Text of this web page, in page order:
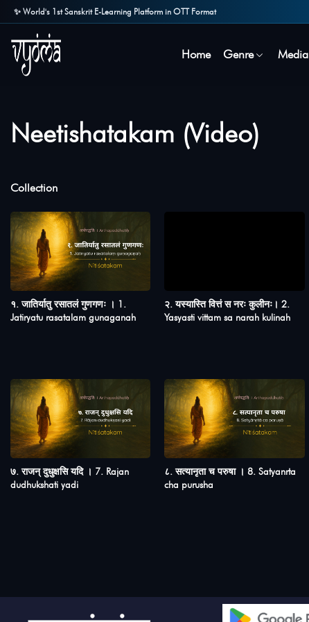
✨ World's 1st Sanskrit E-Learning Platform in OTT Format
Home Genre Media
Neetishatakam (Video)
Collection
१. जातिर्यातु रसातलं गुणगणः । 1.
Jatiryatu rasatalam gunaganah
२. यस्यास्ति वित्तं स नरः कुलीनः। 2.
Yasyasti vittam sa narah kulinah
७. राजन् दुधुक्षसि यदि । 7. Rajan
dudhukshati yadi
८. सत्यानृता च परुषा । 8. Satyanrta
cha purusha